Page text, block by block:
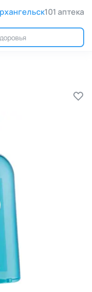
101 аптека